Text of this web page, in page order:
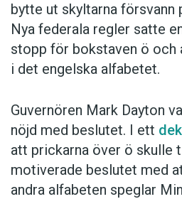
bytte ut skyltarna försvann
Nya federala regler satte
stopp för bokstaven ö och
i det engelska alfabetet.
Guvernören Mark Dayton
nöjd med beslutet. I ett
att prickarna över ö skulle
motiverade beslutet med
andra alfabeten speglar